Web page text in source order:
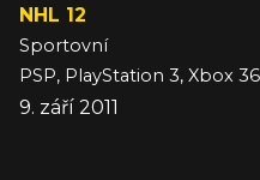
NHL 12
Sportovní
PSP, PlayStation 3, Xbox
9. září 2011